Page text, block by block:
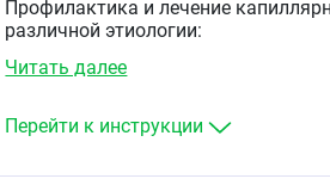
Профилактика и лечение
различной этиологии:
до и после оперативных
стоматологической,
гинекологической, акушерской,
Читать далее
Перейти к инструкции